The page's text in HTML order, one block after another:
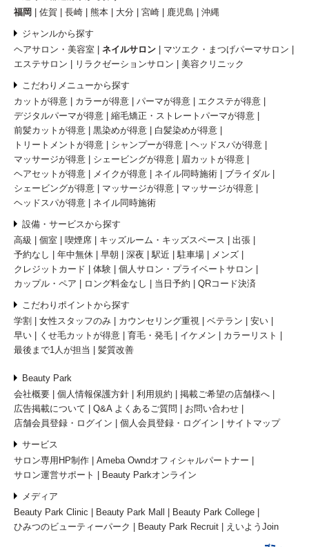
福岡
佐賀 長崎 熊本 大分 宮崎 鹿児島 沖縄
ジャンルから探す
ヘアサロン・美容室
ネイルサロン
マツエク・まつげパーマサロン
エステサロン
リラクゼーションサロン 美容クリニック
こだわりメニューから探す
カットが得意
カラーが得意 パーマが得意
エクステが得意
デジタルパーマが得意
縮毛矯正・ストレートパーマが得意
前髪カットが得意
黒染めが得意
白髪染めが得意
トリートメントが得意
シャンプーが得意
ヘッドスパが得意
マッサージが得意
シェービングが得意
眉カットが得意
ヘアセットが得意
メイクが得意 ネイル同時施術
ブライダル
シェービングが得意
マッサージが得意
マッサージが得意
ヘッドスパが得意
ネイル同時施術
設備・サービスから探す
高級
個室 喫煙席 キッズルーム・キッズスペース
出張
予約なし
年中無休 早朝 深夜 駅近 駐車場
メンズ
クレジットカード
体験
個人サロン・プライベートサロン
カップル・ペア
ロング料金なし 当日予約 QRコード決済
こだわりポイントから探す
学割
女性スタッフのみ カウンセリング重視 ベテラン
安い
早い
くせ毛カットが得意 育毛・発毛 イケメン
カラーリスト
最後まで1人が担当
髪質改善
Beauty Park
会社概要
個人情報保護方針 利用規約
掲載ご希望の店舗様へ
広告掲載について
Q&A よくあるご質問
お問い合わせ
店舗会員登録・ログイン
個人会員登録・ログイン サイトマップ
サービス
サロン専用HP制作
Ameba Owndオフィシャルパートナー
サロン運営サポート
Beauty Parkオンライン
メディア
Beauty Park Clinic
Beauty Park Mall
Beauty Park College
ひみつのビューティーパーク
Beauty Park Recruit えいようJoin